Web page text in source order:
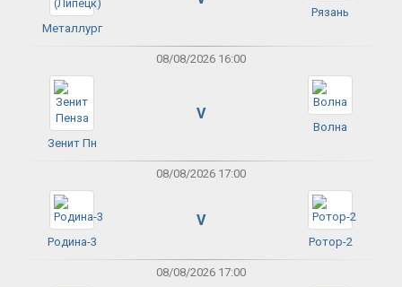
Металлург
Рязань
08/08/2026 16:00
Зенит Пн
V
Волна
08/08/2026 17:00
Родина-3
V
Ротор-2
08/08/2026 17:00